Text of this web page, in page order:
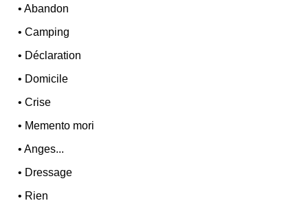
•Abandon
•Camping
• Déclaration
• Domicile
•Crise
• Memento mori
•Anges...
• Dressage
• Rien